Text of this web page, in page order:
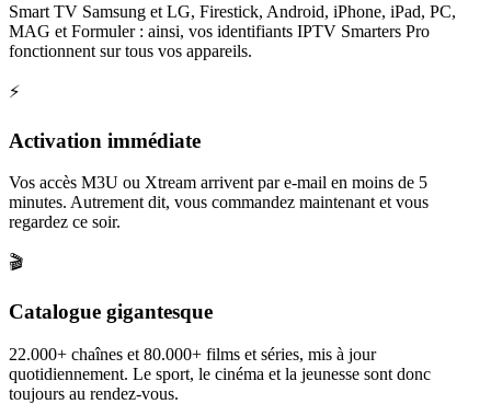
Smart TV Samsung et LG, Firestick, Android, iPhone, iPad, PC,
MAG et Formuler : ainsi, vos identifiants IPTV Smarters Pro
fonctionnent sur tous vos appareils.
⚡
Activation immédiate
Vos accès M3U ou Xtream arrivent par e-mail en moins de 5
minutes. Autrement dit, vous commandez maintenant et vous
regardez ce soir.
🎬
Catalogue gigantesque
22.000+ chaînes et 80.000+ films et séries, mis à jour
quotidiennement. Le sport, le cinéma et la jeunesse sont donc
toujours au rendez-vous.